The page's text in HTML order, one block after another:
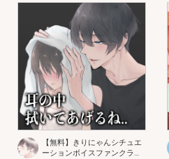
【無料】きりにゃんシチュエ
ーションボイスファンクラブ